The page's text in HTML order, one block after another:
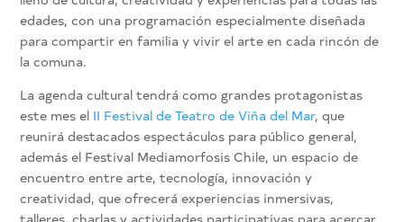
edades, con una programación especialmente diseñada
para compartir en familia y vivir el arte en cada rincón de
la comuna.
La agenda cultural tendrá como grandes protagonistas
este mes el II Festival de Teatro de Viña del Mar, que
reunirá destacados espectáculos para público general,
además el Festival Mediamorfosis Chile, un espacio de
encuentro entre arte, tecnología, innovación y
creatividad, que ofrecerá experiencias inmersivas,